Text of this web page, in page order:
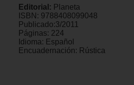
Editorial: Planeta
ISBN: 9788408099048
Publicado:3/2011
Páginas: 224
Idioma: Español
Encuadernación: Rústica